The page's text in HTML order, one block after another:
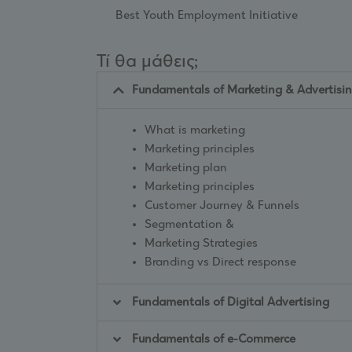
Best Youth Employment Initiative
Τί θα μάθεις;
Fundamentals of Marketing &
What is marketing
Marketing principles
Marketing plan
Marketing principles
Customer Journey & Funnels
Segmentation &
Marketing Strategies
Branding vs Direct response
Fundamentals of Digital Advertising
Fundamentals of e-Commerce